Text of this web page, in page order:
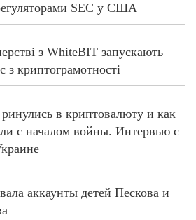
SEC у США
з WhiteBIT запускають
з криптограмотності
в криптовалюту и как
с началом войны. Интервью с
аккаунты детей Пескова и